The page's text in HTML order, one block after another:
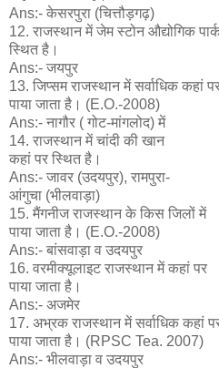
Ans:- केसरपुरा (चित्तौड़गढ़)
12. राजस्थान में जेम स्टोन औद्योगिक
स्थित है।
Ans:- जयपुर
13. जिप्सम राजस्थान में सर्वाधिक कहां
पाया जाता है। (E.O.-2008)
Ans:- नागौर ( गोट-मांगलोद) में
14. राजस्थान में चांदी की खान
कहां पर स्थित है।
Ans:- जावर (उदयपुर), रामपुरा-
आंगुचा (भीलवाड़ा)
15. मैंगनीज राजस्थान के किस जिलों में
पाया जाता है। (E.O.-2008)
Ans:- बांसवाड़ा व उदयपुर
16. वरमीक्यूलाइट राजस्थान में कहां पर
पाया जाता है।
Ans:- अजमेर
17. अभ्रक राजस्थान में सर्वाधिक कहां
पाया जाता है। (RPSC Tea. 2007)
Ans:- भीलवाड़ा व उदयपुर